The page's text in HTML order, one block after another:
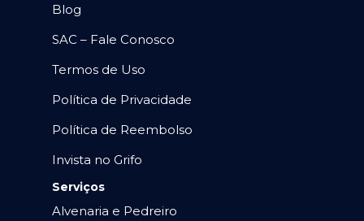
Blog
SAC – Fale Conosco
Termos de Uso
Política de Privacidade
Política de Reembolso
Invista no Grifo
Serviços
Alvenaria e Pedreiro